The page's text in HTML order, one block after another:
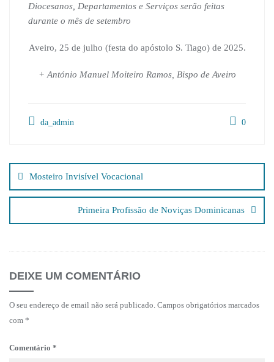
Diocesanos, Departamentos e Serviços serão feitas
durante o mês de setembro
Aveiro, 25 de julho (festa do apóstolo S. Tiago) de 2025.
+ António Manuel Moiteiro Ramos, Bispo de Aveiro
da_admin 0
de
artigos
Mosteiro Invisível Vocacional
Primeira Profissão de Noviças Dominicanas
DEIXE UM COMENTÁRIO
O seu endereço de email não será publicado. Campos obrigatórios marcados
com *
Comentário *